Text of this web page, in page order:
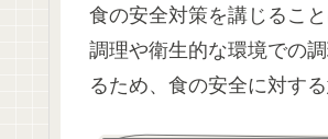
食の安全対策を講じるこ
調理や衛生的な環境での
るため、食の安全に対す